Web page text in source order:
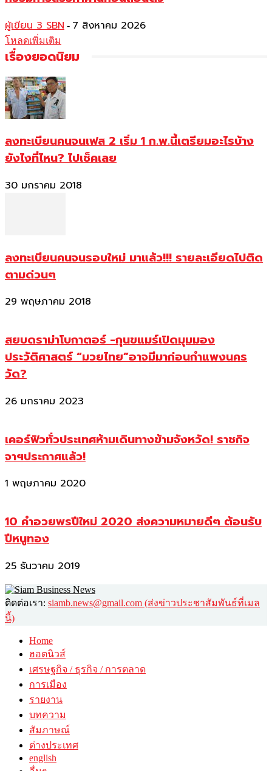
ผู้เขียน 3 SBN - 7 สิงหาคม 2026
โหลดเพิ่มเติม
เรื่องยอดนิยม
ลงทะเบียนคนจนเฟส 2 เริ่ม 1 ก.พ.นี้เตรียมอะไรบ้าง
ยังไงที่ไหน? ไปเช็คเลย
30 มกราคม 2018
ลงทะเบียนคนจนรอบใหม่ มาแล้ว!!! รายละเอียดไปติด
ตามด่วนๆ
29 พฤษภาคม 2018
สยบดราม่าโบกาตอร์ -กุนขแมร์เปิดมุมมอง
ประวัติศาสตร์ “มวยไทย”อาจมีมาก่อนกำแพงนคร
วัด?
26 มกราคม 2023
เคอร์ฟิวทั่วประเทศห้ามเดินทางข้ามจังหวัด! ราชกิจ
จาฯประกาศแล้ว!
1 พฤษภาคม 2020
10 คำอวยพรปีใหม่ 2020 ส่งความหมายดีๆ ต้อนรับ
ปีหนูทอง
25 ธันวาคม 2019
ติดต่อเรา: siamb.news@gmail.com (ส่งข่าวประชาสัมพันธ์ที่เมล
นี้)
Home
ฮอตนิวส์
เศรษฐกิจ / ธุรกิจ / การตลาด
การเมือง
รายงาน
บทความ
สัมภาษณ์
ต่างประเทศ
english